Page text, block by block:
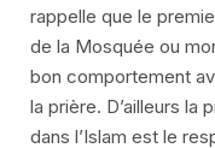
rappelle que le
de la Mosquée ou
bon comportement
la prière. D’ailleurs la
dans l’Islam est le